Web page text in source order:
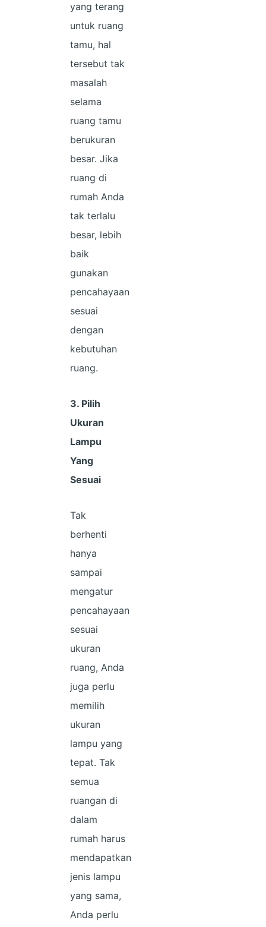
yang terang
untuk ruang
tamu, hal
tersebut tak
masalah
selama
ruang tamu
berukuran
besar. Jika
ruang di
rumah Anda
tak terlalu
besar, lebih
baik
gunakan
pencahayaan
sesuai
dengan
kebutuhan
ruang.
3. Pilih
Ukuran
Lampu
Yang
Sesuai
Tak
berhenti
hanya
sampai
mengatur
pencahayaan
sesuai
ukuran
ruang, Anda
juga perlu
memilih
ukuran
lampu yang
tepat. Tak
semua
ruangan di
dalam
rumah harus
mendapatkan
jenis lampu
yang sama,
Anda perlu